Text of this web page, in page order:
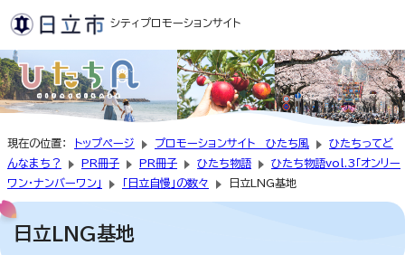
シティプロモーションサイト
現在の位置： トップページ プロモーションサイト ひたち風
ひたちってど
んなまち？
PR冊子 PR冊子 ひたち物語
ひたち物語vol.3「オンリー
ワン・ナンバーワン」
「日立自慢」の数々 日立LNG基地
日立LNG基地